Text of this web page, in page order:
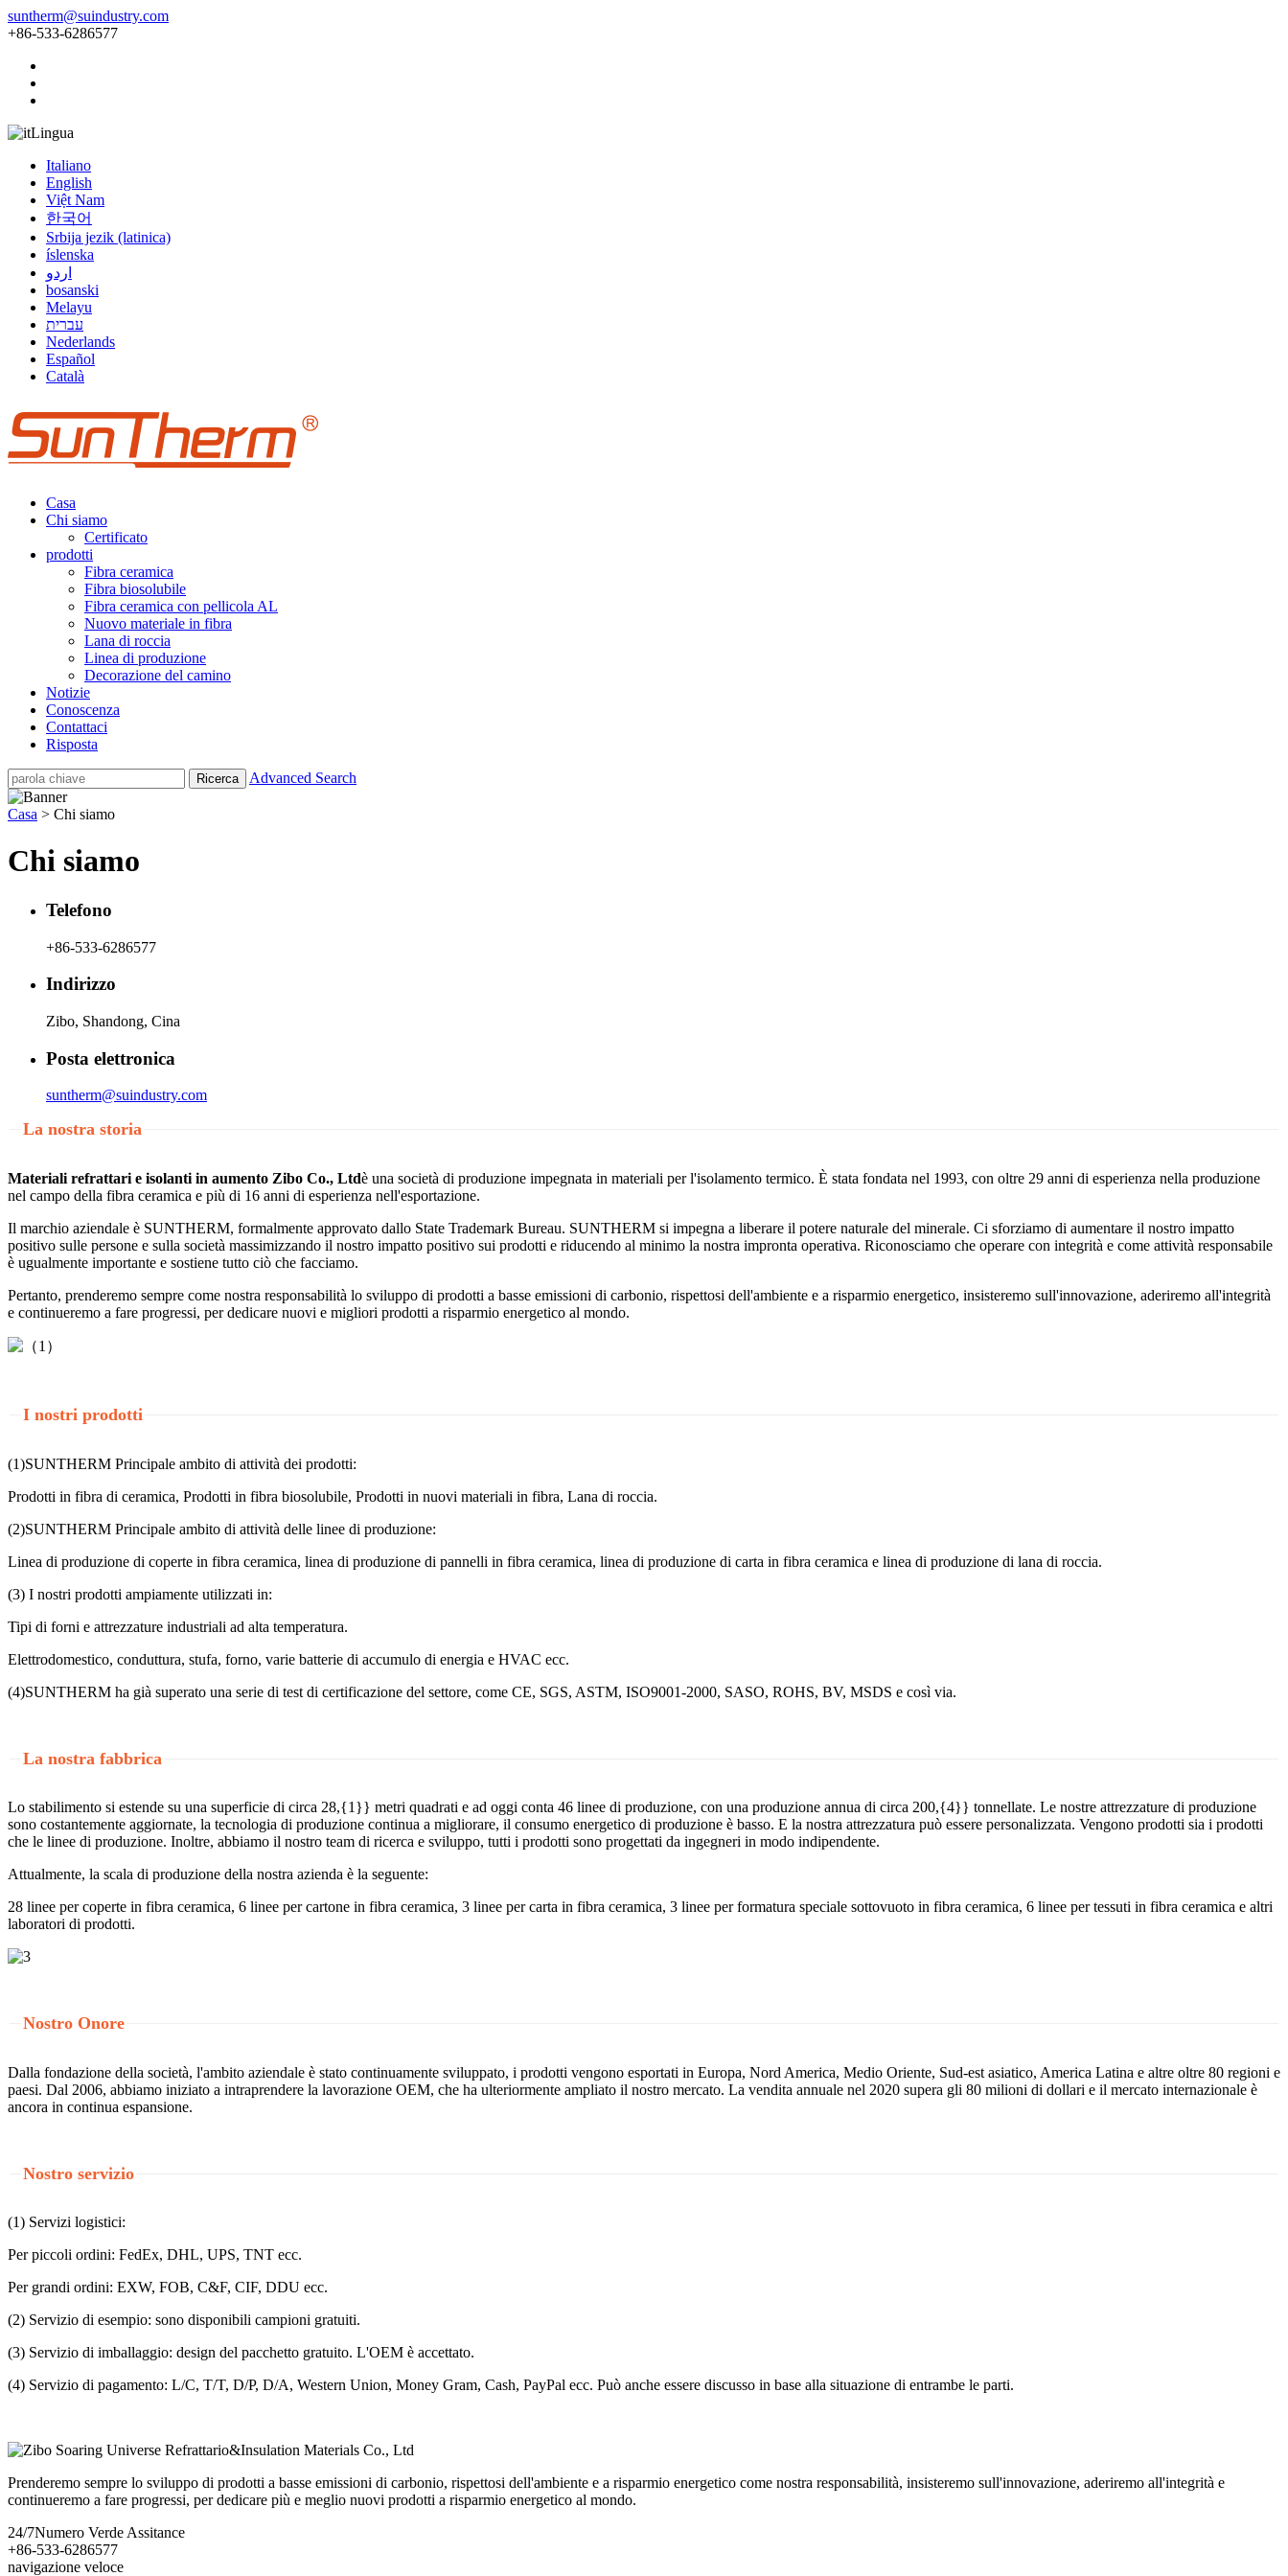
suntherm@suindustry.com
+86-533-6286577
Lingua
Italiano
English
Việt Nam
한국어
Srbija jezik (latinica)
íslenska
اردو
bosanski
Melayu
עברית
Nederlands
Español
Català
Casa
Chi siamo
Certificato
prodotti
Fibra ceramica
Fibra biosolubile
Fibra ceramica con pellicola AL
Nuovo materiale in fibra
Lana di roccia
Linea di produzione
Decorazione del camino
Notizie
Conoscenza
Contattaci
Risposta
Advanced Search
Casa > Chi siamo
Chi siamo
Telefono
+86-533-6286577
Indirizzo
Zibo, Shandong, Cina
Posta elettronica
suntherm@suindustry.com
La nostra storia
Materiali refrattari e isolanti in aumento Zibo Co., Ltdè una società di produzione impegnata in materiali per l'isolamento termico. È stata fondata nel 1993, con oltre 29 anni di esperienza nella produzione
nel campo della fibra ceramica e più di 16 anni di esperienza nell'esportazione.
Il marchio aziendale è SUNTHERM, formalmente approvato dallo State Trademark Bureau. SUNTHERM si impegna a liberare il potere naturale del minerale. Ci sforziamo di aumentare il nostro impatto
positivo sulle persone e sulla società massimizzando il nostro impatto positivo sui prodotti e riducendo al minimo la nostra impronta operativa. Riconosciamo che operare con integrità e come attività responsabile
è ugualmente importante e sostiene tutto ciò che facciamo.
Pertanto, prenderemo sempre come nostra responsabilità lo sviluppo di prodotti a basse emissioni di carbonio, rispettosi dell'ambiente e a risparmio energetico, insisteremo sull'innovazione, aderiremo all'integrità
e continueremo a fare progressi, per dedicare nuovi e migliori prodotti a risparmio energetico al mondo.
I nostri prodotti
(1)SUNTHERM Principale ambito di attività dei prodotti:
Prodotti in fibra di ceramica, Prodotti in fibra biosolubile, Prodotti in nuovi materiali in fibra, Lana di roccia.
(2)SUNTHERM Principale ambito di attività delle linee di produzione:
Linea di produzione di coperte in fibra ceramica, linea di produzione di pannelli in fibra ceramica, linea di produzione di carta in fibra ceramica e linea di produzione di lana di roccia.
(3) I nostri prodotti ampiamente utilizzati in:
Tipi di forni e attrezzature industriali ad alta temperatura.
Elettrodomestico, conduttura, stufa, forno, varie batterie di accumulo di energia e HVAC ecc.
(4)SUNTHERM ha già superato una serie di test di certificazione del settore, come CE, SGS, ASTM, ISO9001-2000, SASO, ROHS, BV, MSDS e così via.
La nostra fabbrica
Lo stabilimento si estende su una superficie di circa 28,{1}} metri quadrati e ad oggi conta 46 linee di produzione, con una produzione annua di circa 200,{4}} tonnellate. Le nostre attrezzature di produzione
sono costantemente aggiornate, la tecnologia di produzione continua a migliorare, il consumo energetico di produzione è basso. E la nostra attrezzatura può essere personalizzata. Vengono prodotti sia i prodotti
che le linee di produzione. Inoltre, abbiamo il nostro team di ricerca e sviluppo, tutti i prodotti sono progettati da ingegneri in modo indipendente.
Attualmente, la scala di produzione della nostra azienda è la seguente:
28 linee per coperte in fibra ceramica, 6 linee per cartone in fibra ceramica, 3 linee per carta in fibra ceramica, 3 linee per formatura speciale sottovuoto in fibra ceramica, 6 linee per tessuti in fibra ceramica e altri
laboratori di prodotti.
Nostro Onore
Dalla fondazione della società, l'ambito aziendale è stato continuamente sviluppato, i prodotti vengono esportati in Europa, Nord America, Medio Oriente, Sud-est asiatico, America Latina e altre oltre 80 regioni e
paesi. Dal 2006, abbiamo iniziato a intraprendere la lavorazione OEM, che ha ulteriormente ampliato il nostro mercato. La vendita annuale nel 2020 supera gli 80 milioni di dollari e il mercato internazionale è
ancora in continua espansione.
Nostro servizio
(1) Servizi logistici:
Per piccoli ordini: FedEx, DHL, UPS, TNT ecc.
Per grandi ordini: EXW, FOB, C&F, CIF, DDU ecc.
(2) Servizio di esempio: sono disponibili campioni gratuiti.
(3) Servizio di imballaggio: design del pacchetto gratuito. L'OEM è accettato.
(4) Servizio di pagamento: L/C, T/T, D/P, D/A, Western Union, Money Gram, Cash, PayPal ecc. Può anche essere discusso in base alla situazione di entrambe le parti.
Prenderemo sempre lo sviluppo di prodotti a basse emissioni di carbonio, rispettosi dell'ambiente e a risparmio energetico come nostra responsabilità, insisteremo sull'innovazione, aderiremo all'integrità e
continueremo a fare progressi, per dedicare più e meglio nuovi prodotti a risparmio energetico al mondo.
24/7Numero Verde Assitance
+86-533-6286577
navigazione veloce